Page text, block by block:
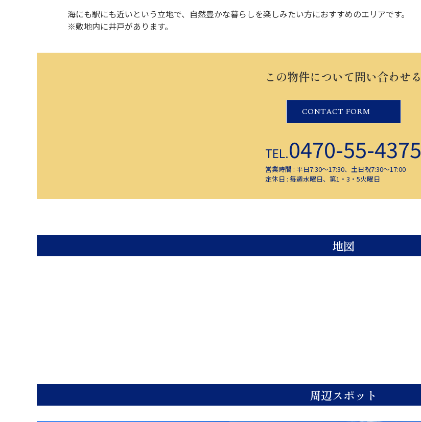
海にも駅にも近いという立地で、自然豊かな暮らしを楽しみたい方におすすめのエリアです。
※敷地内に井戸があります。
この物件について問い合わせる
CONTACT FORM
TEL.0470-55-4375
営業時間 : 平日7:30～17:30、土日祝7:30～17:00
定休日 : 毎週水曜日、第1・3・5火曜日
地図
周辺スポット